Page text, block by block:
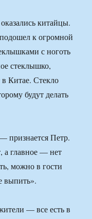
китайцы.
к огромной
с ноготь
стеклышко,
в Китае. Стекло
будут делать
признается Петр.
а главное — нет
можно в гости
выпить».
— все есть в